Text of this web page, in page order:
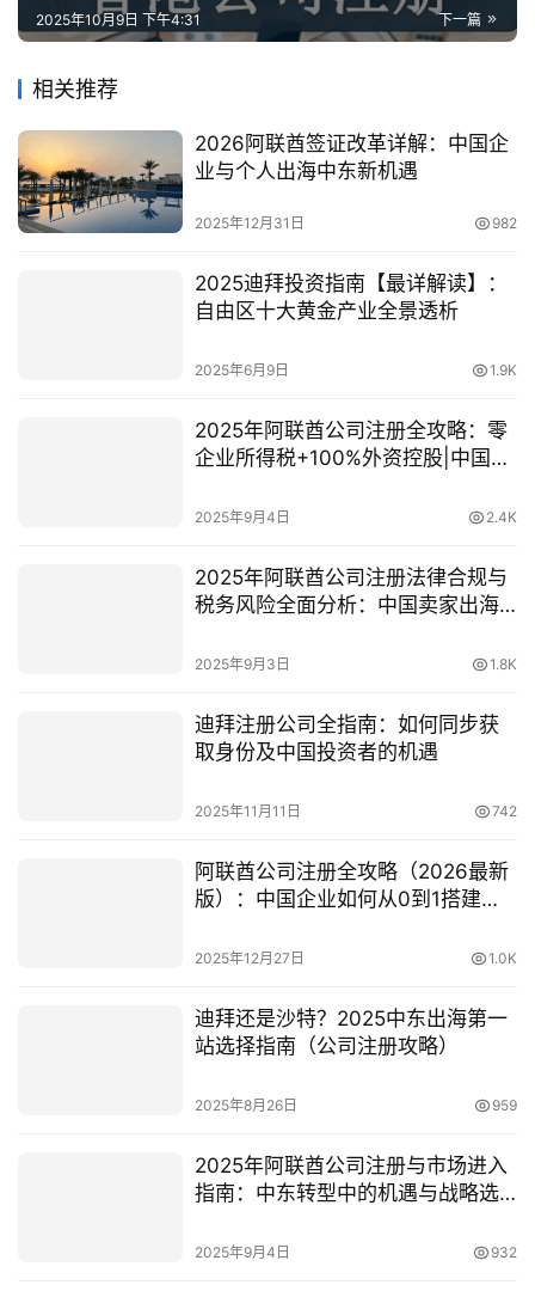
下一篇
2025年10月9日 下午4:31
相关推荐
2026阿联酋签证改革详解：中国企
业与个人出海中东新机遇
2025年12月31日 982
2025迪拜投资指南【最详解读】：
自由区十大黄金产业全景透析
2025年6月9日 1.9K
2025年阿联酋公司注册全攻略：零
企业所得税+100%外资控股|中国跨
2025年9月4日 2.4K
2025年阿联酋公司注册法律合规与
税务风险全面分析：中国卖家出海
2025年9月3日 1.8K
迪拜注册公司全指南：如何同步获
取身份及中国投资者的机遇
2025年11月11日 742
阿联酋公司注册全攻略（2026最新
版）：中国企业如何从0到1搭建中
2025年12月27日 1.0K
迪拜还是沙特？2025中东出海第一
站选择指南（公司注册攻略）
2025年8月26日 959
2025年阿联酋公司注册与市场进入
指南：中东转型中的机遇与战略选
2025年9月4日 932